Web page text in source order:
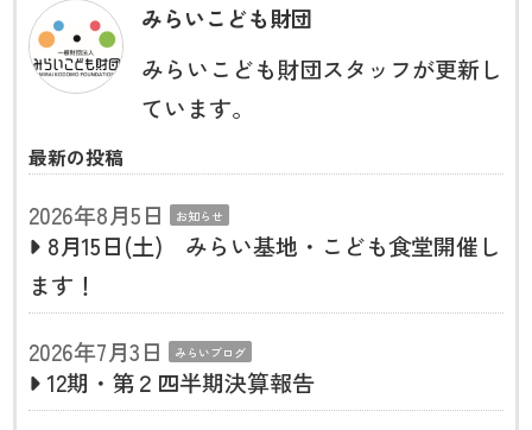
みらいこども財団
みらいこども財団スタッフが更新し
ています。
最新の投稿
2026年8月5日 お知らせ
8月15日(土) みらい基地・こども食堂開催し
ます！
2026年7月3日
みらいブログ
12期・第２四半期決算報告